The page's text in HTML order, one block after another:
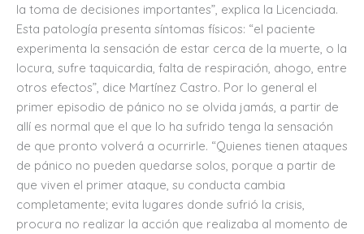
la toma de decisiones importantes”, explica la Licenciada.
Esta patología presenta síntomas físicos: “el paciente
experimenta la sensación de estar cerca de la muerte, o la
locura, sufre taquicardia, falta de respiración, ahogo, entre
otros efectos”, dice Martínez Castro. Por lo general el
primer episodio de pánico no se olvida jamás, a partir de
allí es normal que el que lo ha sufrido tenga la sensación
de que pronto volverá a ocurrirle. “Quienes tienen ataques
de pánico no pueden quedarse solos, porque a partir de
que viven el primer ataque, su conducta cambia
completamente; evita lugares donde sufrió la crisis,
procura no realizar la acción que realizaba al momento de